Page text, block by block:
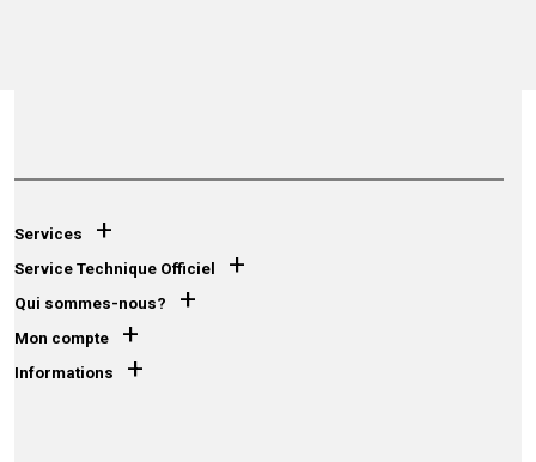
Services +
Service Technique Officiel +
Qui sommes-nous? +
Mon compte +
Informations +